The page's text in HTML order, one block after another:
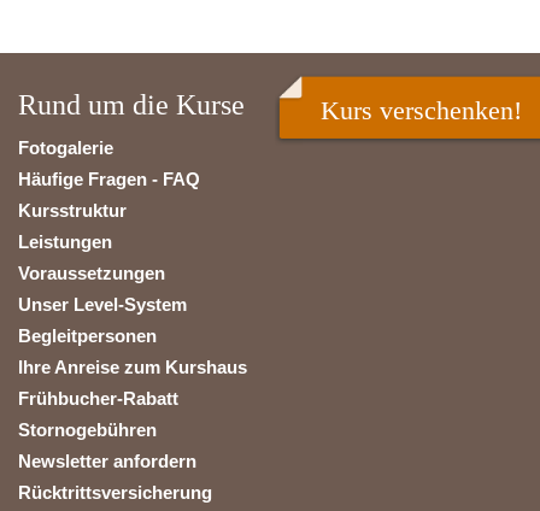
Rund um die Kurse
Fotogalerie
Häufige Fragen - FAQ
Kursstruktur
Leistungen
Voraussetzungen
Unser Level-System
Begleitpersonen
Ihre Anreise zum Kurshaus
Frühbucher-Rabatt
Stornogebühren
Newsletter anfordern
Rücktrittsversicherung
Kurs verschenken!